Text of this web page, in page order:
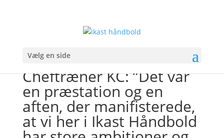
Vælg en side
Cheftræner KC: ”Det var
en præstation og en
aften, der manifisterede,
at vi her i Ikast Håndbold